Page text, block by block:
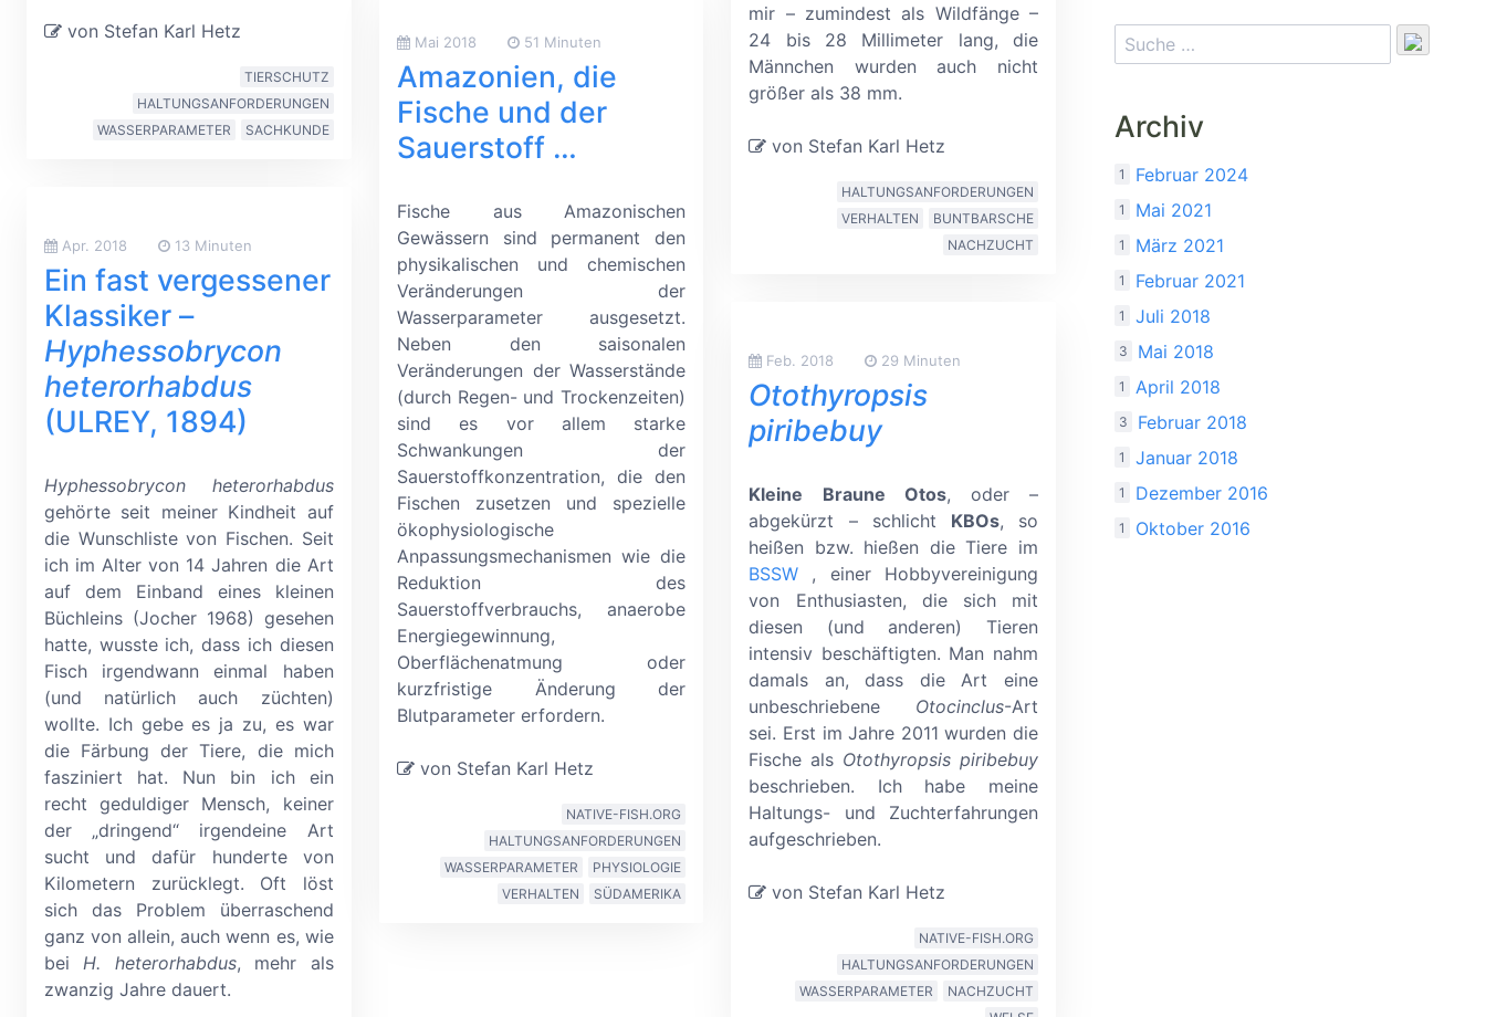
von Stefan Karl Hetz
TIERSCHUTZ
HALTUNGSANFORDERUNGEN
WASSERPARAMETER
SACHKUNDE
Apr. 2018 13 Minuten
Ein fast vergessener
Klassiker –
Hyphessobrycon
heterorhabdus
(ULREY, 1894)
Hyphessobrycon heterorhabdus
gehörte seit meiner Kindheit auf
die Wunschliste von Fischen. Seit
ich im Alter von 14 Jahren die Art
auf dem Einband eines kleinen
Büchleins (Jocher 1968) gesehen
hatte, wusste ich, dass ich diesen
Fisch irgendwann einmal haben
(und natürlich auch züchten)
wollte. Ich gebe es ja zu, es war
die Färbung der Tiere, die mich
fasziniert hat. Nun bin ich ein
recht geduldiger Mensch, keiner
der „dringend“ irgendeine Art
sucht und dafür hunderte von
Kilometern zurücklegt. Oft löst
sich das Problem überraschend
ganz von allein, auch wenn es, wie
bei H. heterorhabdus, mehr als
zwanzig Jahre dauert.
Mai 2018 51 Minuten
Amazonien, die
Fische und der
Sauerstoff …
Fische aus Amazonischen
Gewässern sind permanent den
physikalischen und chemischen
Veränderungen der
Wasserparameter ausgesetzt.
Neben den saisonalen
Veränderungen der Wasserstände
(durch Regen- und Trockenzeiten)
sind es vor allem starke
Schwankungen der
Sauerstoffkonzentration, die den
Fischen zusetzen und spezielle
ökophysiologische
Anpassungsmechanismen wie die
Reduktion des
Sauerstoffverbrauchs, anaerobe
Energiegewinnung,
Oberflächenatmung oder
kurzfristige Änderung der
Blutparameter erfordern.
von Stefan Karl Hetz
NATIVE-FISH.ORG
HALTUNGSANFORDERUNGEN
WASSERPARAMETER
PHYSIOLOGIE
VERHALTEN
SÜDAMERIKA
mir –zumindest als Wildfänge–
24 bis 28 Millimeter lang, die
Männchen wurden auch nicht
größer als 38 mm.
von Stefan Karl Hetz
HALTUNGSANFORDERUNGEN
VERHALTEN
BUNTBARSCHE
NACHZUCHT
Feb. 2018 29 Minuten
Otothyropsis
piribebuy
Kleine Braune Otos, oder–
abgekürzt –schlicht KBOs, so
heißen bzw. hießen die Tiere im
BSSW
, einer Hobbyvereinigung
von Enthusiasten, die sich mit
diesen (und anderen) Tieren
intensiv beschäftigten. Man nahm
damals an, dass die Art eine
unbeschriebene Otocinclus-Art
sei. Erst im Jahre 2011 wurden die
Fische als Otothyropsis piribebuy
beschrieben. Ich habe meine
Haltungs- und Zuchterfahrungen
aufgeschrieben.
von Stefan Karl Hetz
NATIVE-FISH.ORG
HALTUNGSANFORDERUNGEN
WASSERPARAMETER
NACHZUCHT
Archiv
1 Februar 2024
1 Mai 2021
1 März 2021
1 Februar 2021
1 Juli 2018
3 Mai 2018
1 April 2018
3 Februar 2018
1 Januar 2018
1 Dezember 2016
1 Oktober 2016